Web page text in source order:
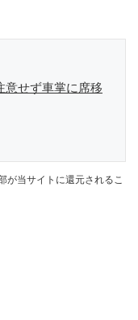
意せず車掌に席移
が当サイトに還元されるこ